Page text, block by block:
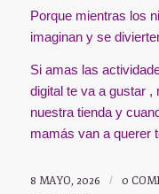
Porque mientras los
imaginan y se
Si amas las
digital te va a gustar ,
nuestra tienda y
mamás van a querer
8 MAYO, 2026 / 0